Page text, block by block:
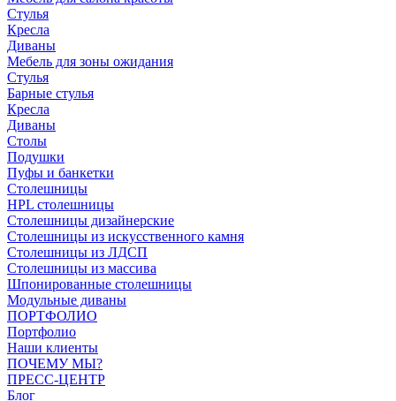
Стулья
Кресла
Диваны
Мебель для зоны ожидания
Стулья
Барные стулья
Кресла
Диваны
Столы
Подушки
Пуфы и банкетки
Столешницы
HPL столешницы
Столешницы дизайнерские
Столешницы из искусственного камня
Столешницы из ЛДСП
Столешницы из массива
Шпонированные столешницы
Модульные диваны
ПОРТФОЛИО
Портфолио
Наши клиенты
ПОЧЕМУ МЫ?
ПРЕСС-ЦЕНТР
Блог